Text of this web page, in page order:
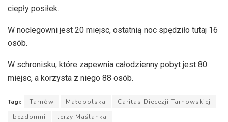
ciepły posiłek.
W noclegowni jest 20 miejsc, ostatnią noc spędziło tutaj 16
osób.
W schronisku, które zapewnia całodzienny pobyt jest 80
miejsc, a korzysta z niego 88 osób.
Tagi: Tarnów Małopolska
Caritas Diecezji Tarnowskiej
bezdomni
Jerzy Maślanka